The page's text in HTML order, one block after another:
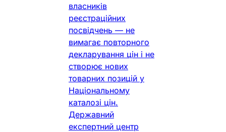
власників
реєстраційних
посвідчень — не
вимагає повторного
декларування цін і не
створює нових
товарних позицій у
Національному
каталозі цін.
Державний
експертний центр